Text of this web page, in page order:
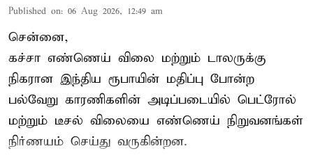
Published on: 06 Aug 2026, 12:49 am
சென்னை,
கச்சா எண்ணெய் விலை மற்றும் டாலருக்கு
நிகரான இந்திய ரூபாயின் மதிப்பு போன்ற
பல்வேறு காரணிகளின் அடிப்படையில் பெட்ரோல்
மற்றும் டீசல் விலையை எண்ணெய் நிறுவனங்கள்
நிர்ணயம் செய்து வருகின்றன.